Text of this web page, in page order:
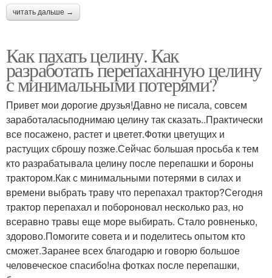
читать дальше →
Как пахать целину. Как
разработать перепаханную целину
с минимальными потерями?
Привет мои дорогие друзья!Давно не писала, совсем
заработаласьподнимаю целину так сказать..Практически
все посажено, растет и цветет.Фотки цветущих и
растущих сброшу позже.Сейчас большая просьба к тем
кто разрабатывала целину после перепашки и бороны
трактором.Как с минимальными потерями в силах и
времени выбрать траву что перепахал трактор?Сегодня
трактор перепахал и побороновал несколько раз, но
всеравно травы еще море выбирать. Стало ровненько,
здорово.Помогите совета и и поделитесь опытом кто
сможет.Заранее всех благодарю и говорю большое
человеческое спасибо!на фотках после перепашки,